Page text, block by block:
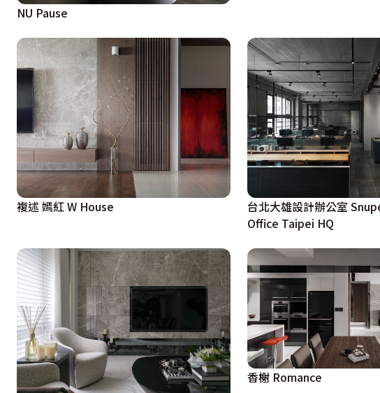
NU Pause
複述 嫣紅 W House
台北大雄設計辦公室
Office Taipei HQ
香榭 Romance